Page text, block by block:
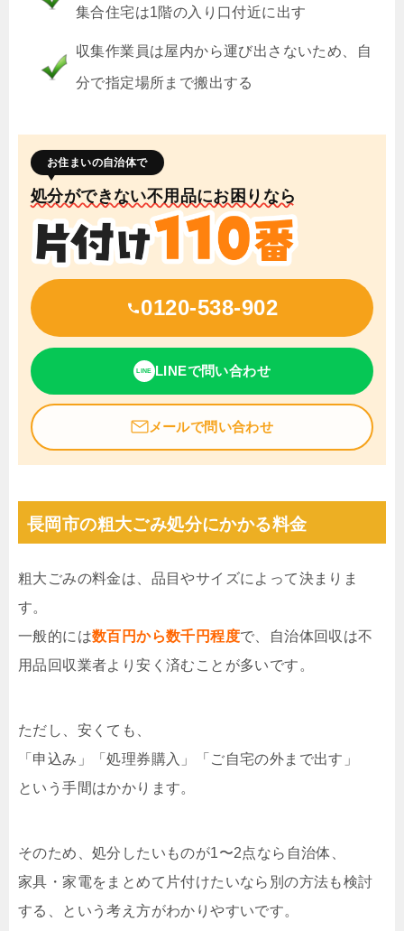
集合住宅は1階の入り口付近に出す
収集作業員は屋内から運び出さないため、自
分で指定場所まで搬出する
お住まいの自治体で
処分ができない不用品にお困りなら
0120-538-902
LINE LINEで問い合わせ
メールで問い合わせ
長岡市の粗大ごみ処分にかかる料金
粗大ごみの料金は、品目やサイズによって決まりま
す。
一般的には数百円から数千円程度で、自治体回収は不
用品回収業者より安く済むことが多いです。
ただし、安くても、
「申込み」「処理券購入」「ご自宅の外まで出す」
という手間はかかります。
そのため、処分したいものが1〜2点なら自治体、
家具・家電をまとめて片付けたいなら別の方法も検討
する、という考え方がわかりやすいです。